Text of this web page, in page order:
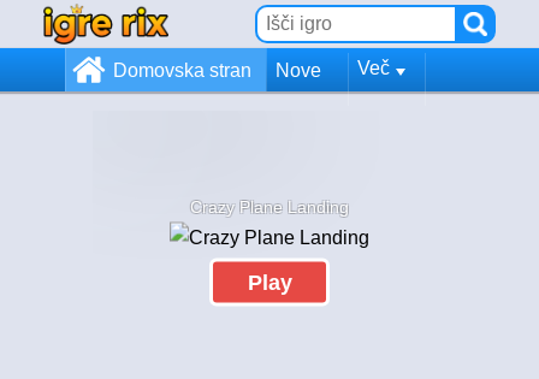
Domovska stran Nove Več
Crazy Plane Landing
Play